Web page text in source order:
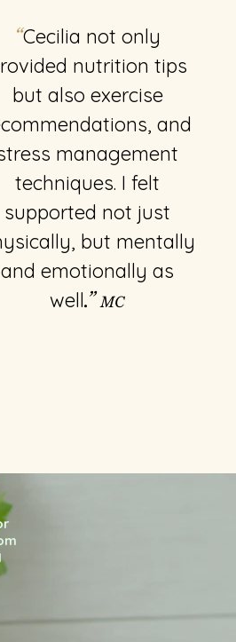
“Cecilia not only
nutrition tips
but also exercise
and
management
techniques. I felt
supported not just
but mentally
and emotionally as
well.”MC